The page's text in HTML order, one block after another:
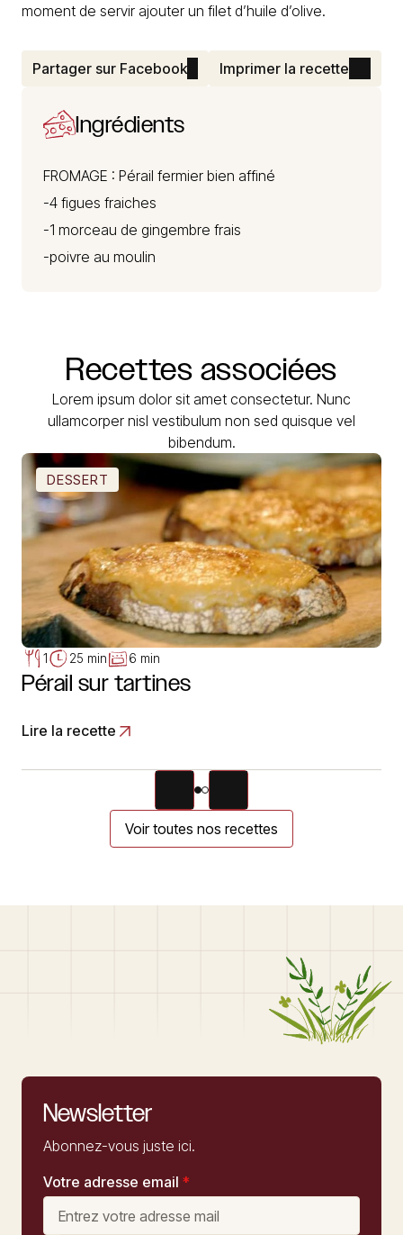
moment de servir ajouter un filet d’huile d’olive.
Partager sur Facebook Imprimer la recette
Ingrédients
FROMAGE : Pérail fermier bien affiné
-4 figues fraiches
-1 morceau de gingembre frais
-poivre au moulin
Recettes associées
Lorem ipsum dolor sit amet consectetur. Nunc
ullamcorper nisl vestibulum non sed quisque vel
bibendum.
DESSERT
1 25 min 6 min
Pérail sur tartines
Lire la recette
Voir toutes nos recettes
Newsletter
Abonnez-vous juste ici.
Votre adresse email *